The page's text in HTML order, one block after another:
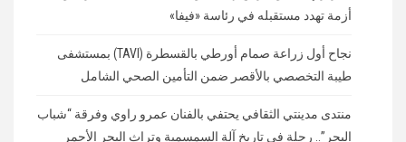
أزمة تهدد مستقبله في رئاسة «فيفا»
نجاح أول زراعة صمام أورطي بالقسطرة (TAVI) بمستشفى
طيبة التخصصي بالأقصر ضمن التأمين الصحي الشامل
منتدى مدينتي الثقافي يحتفي بالفنان عمرو راوي وفرقة “شباب
البحر”.. رحلة في تاريخ آلة السمسمية وتراث البحر الأحمر